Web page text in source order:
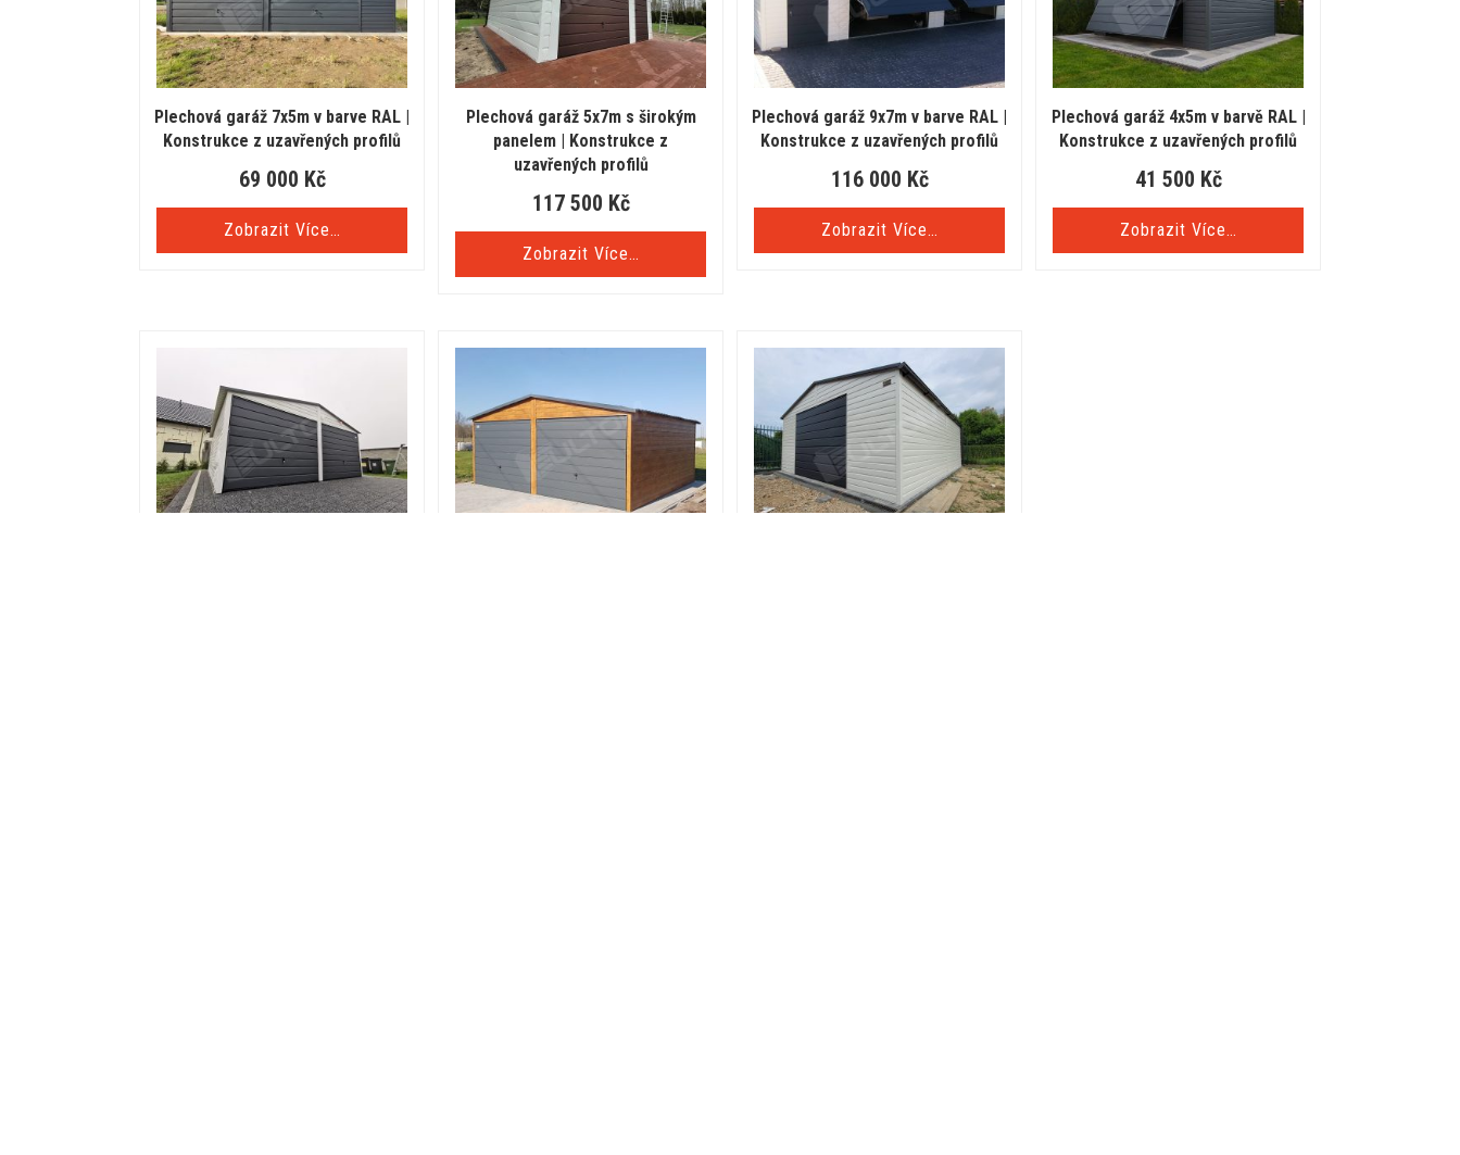
Plechová garáž 7x5m v barve RAL |
Konstrukce z uzavřených profilů
69 000 Kč
Zobrazit Více…
Plechová garáž 5x7m s širokým
panelem | Konstrukce z
uzavřených profilů
117 500 Kč
Zobrazit Více…
Plechová garáž 9x7m v barve RAL |
Konstrukce z uzavřených profilů
116 000 Kč
Zobrazit Více…
Plechová garáž 4x5m v barvě RAL |
Konstrukce z uzavřených profilů
41 500 Kč
Zobrazit Více…